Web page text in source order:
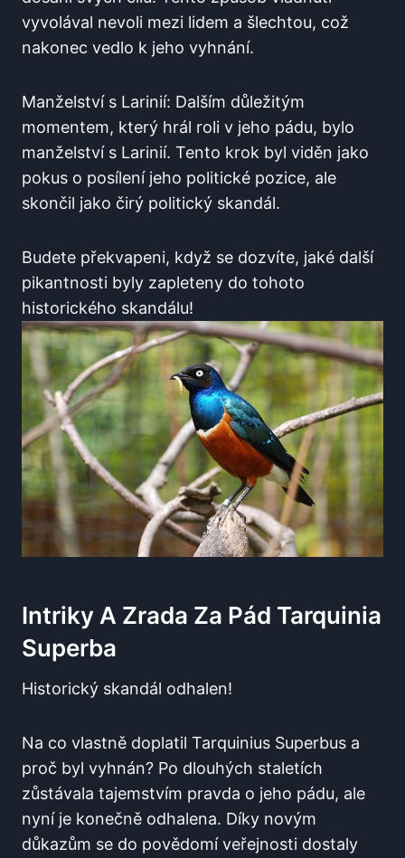
vyvolával nevoli mezi lidem a šlechtou, což
nakonec vedlo k jeho vyhnání.
Manželství s Larinií: Dalším důležitým
momentem, který hrál roli v jeho pádu, bylo
manželství s Larinií. Tento krok byl viděn jako
pokus o posílení jeho politické pozice, ale
skončil jako čirý politický skandál.
Budete překvapeni, když se dozvíte, jaké další
pikantnosti byly zapleteny do tohoto
historického skandálu!
Intriky A Zrada Za Pád Tarquinia
Superba
Historický skandál odhalen!
Na co vlastně doplatil Tarquinius Superbus a
proč byl vyhnán? Po dlouhých staletích
zůstávala tajemstvím pravda o jeho pádu, ale
nyní je konečně odhalena. Díky novým
důkazům se do povědomí veřejnosti dostaly